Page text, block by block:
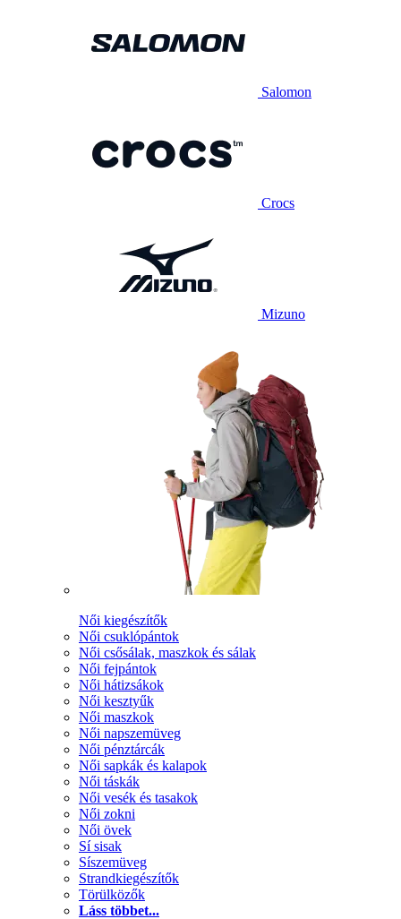
Salomon
Crocs
Mizuno
Női kiegészítők
Női csuklópántok
Női csősálak, maszkok és sálak
Női fejpántok
Női hátizsákok
Női kesztyűk
Női maszkok
Női napszemüveg
Női pénztárcák
Női sapkák és kalapok
Női táskák
Női vesék és tasakok
Női zokni
Női övek
Sí sisak
Síszemüveg
Strandkiegészítők
Törülközők
Láss többet...